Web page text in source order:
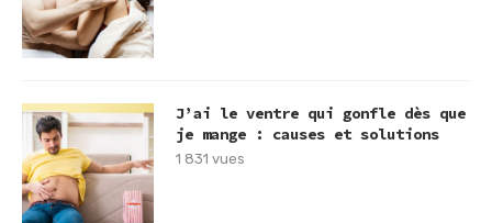
J’ai le ventre qui gonfle dès que
je mange : causes et solutions
1 831 vues